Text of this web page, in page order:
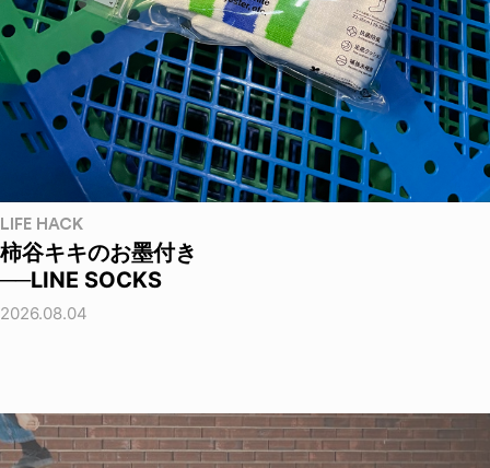
LIFE HACK
柿谷キキのお墨付き
──LINE SOCKS
2026.08.04